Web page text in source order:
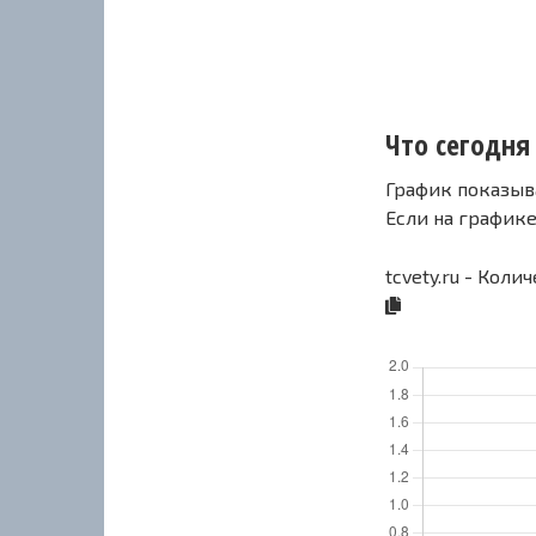
Что
График
Если на
tcvety.ru -